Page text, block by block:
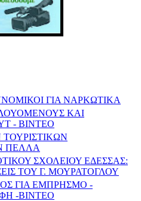
ΓΙΑ ΝΑΡΚΩΤΙΚΑ
ΚΑΙ
- ΒΙΝΤΕΟ
ΠΕΛΛΑ
ΣΧΟΛΕΙΟΥ ΕΔΕΣΣΑΣ:
ΤΟΥ Γ. ΜΟΥΡΑΤΟΓΛΟΥ
ΓΙΑ ΕΜΠΡΗΣΜΟ -
-ΒΙΝΤΕΟ